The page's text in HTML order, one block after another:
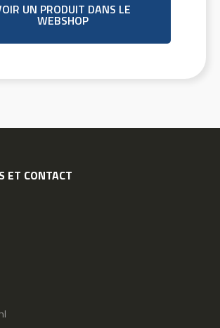
UN PRODUIT DANS LE
WEBSHOP
ET CONTACT